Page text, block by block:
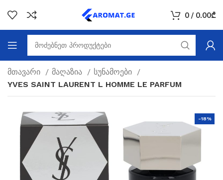
0 / 0.00₾
მთავარი მაღაზია
სუნამოები
YVES SAINT LAURENT L HOMME LE PARFUM
-18%